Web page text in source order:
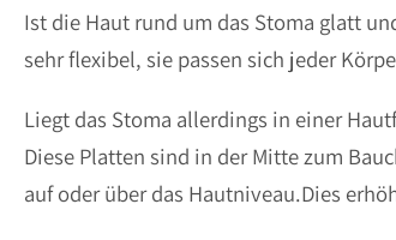
Ist die Haut rund um das Stoma glatt
sehr flexibel, sie passen sich jeder
Liegt das Stoma allerdings in einer
Diese Platten sind in der Mitte zum
auf oder über das Hautniveau.Dies